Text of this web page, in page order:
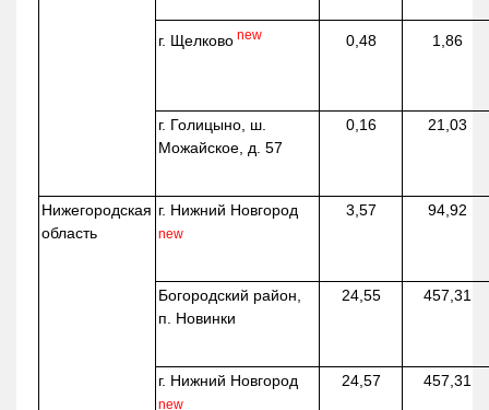
г. Щелково new 0,48 1,86
г. Голицыно, ш.
Можайское, д. 57
0,16 21,03
Нижегородская
область
г. Нижний Новгород
new
3,57 94,92
Богородский район,
п. Новинки
24,55 457,31
г. Нижний Новгород
new
24,57 457,31